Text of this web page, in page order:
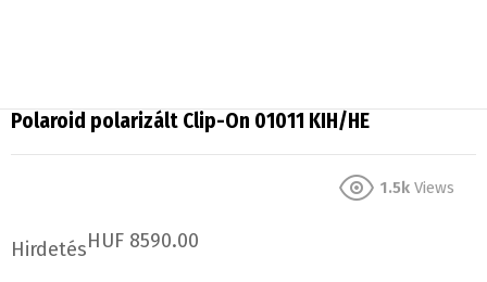
Polaroid polarizált Clip-On 01011 KIH/HE
1.5k Views
HirdetésHUF 8590.00